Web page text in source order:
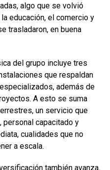
algo que se volvió
educación, el comercio y
trasladaron, en buena
del grupo incluye tres
que respaldan
además de
A esto se suma
un servicio que
personal capacitado y
cualidades que no
a escala.
también avanza.